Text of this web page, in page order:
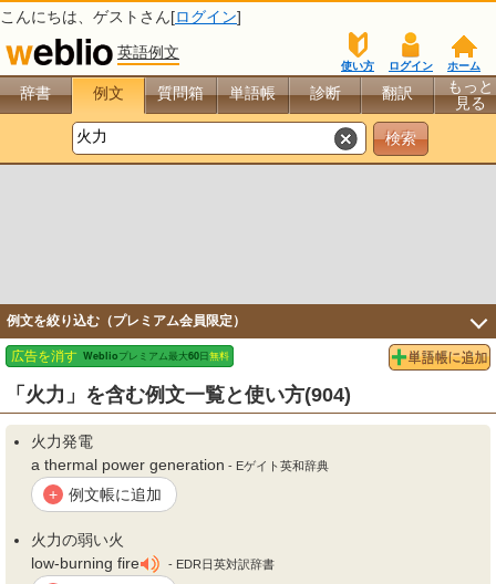
こんにちは、 ゲスト さん[ログイン]
英語例文
ホーム
ログイン
使い方
辞書 例文 質問箱 単語帳 診断 翻訳
もっと
見る
例文を絞り込む（プレミアム会員限定）
「火力」を含む例文一覧と使い方(904)
火力発電
a thermal power generation - Eゲイト英和辞典
+ 例文帳に追加
火力の弱い火
low-burning fire
- EDR日英対訳辞書